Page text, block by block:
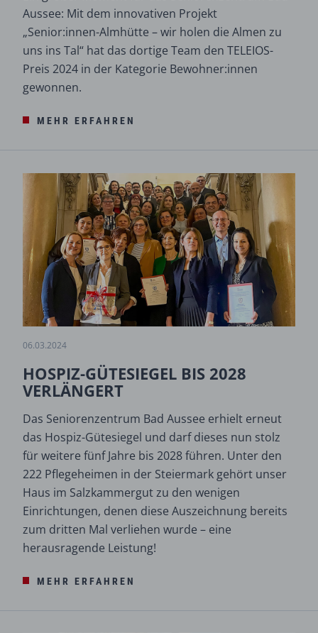
Aussee: Mit dem innovativen Projekt
„Senior:innen-Almhütte – wir holen die Almen zu
uns ins Tal“ hat das dortige Team den TELEIOS-
Preis 2024 in der Kategorie Bewohner:innen
gewonnen.
MEHR ERFAHREN
06.03.2024
HOSPIZ-GÜTESIEGEL BIS 2028
VERLÄNGERT
Das Seniorenzentrum Bad Aussee erhielt erneut
das Hospiz-Gütesiegel und darf dieses nun stolz
für weitere fünf Jahre bis 2028 führen. Unter den
222 Pflegeheimen in der Steiermark gehört unser
Haus im Salzkammergut zu den wenigen
Einrichtungen, denen diese Auszeichnung bereits
zum dritten Mal verliehen wurde – eine
herausragende Leistung!
MEHR ERFAHREN